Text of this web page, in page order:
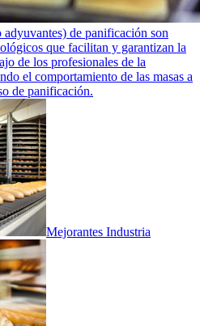
de panificación son
que facilitan y garantizan la
de los profesionales de la
el comportamiento de las masas a
de panificación.
Mejorantes Industria